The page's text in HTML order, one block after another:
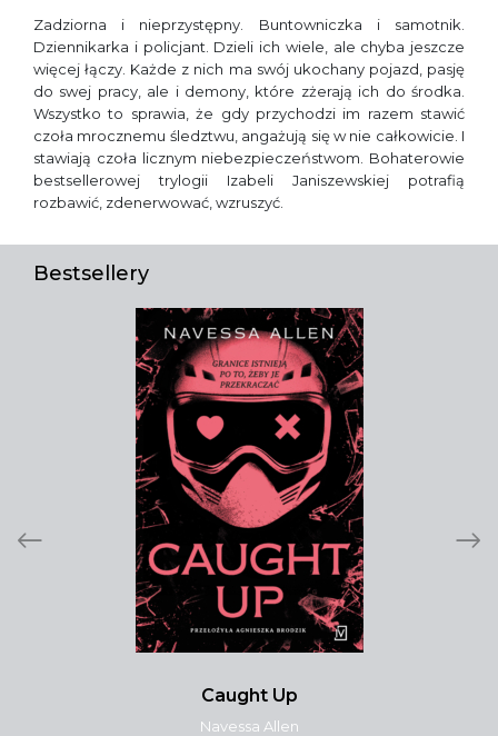
Zadziorna i nieprzystępny. Buntowniczka i samotnik.
Dziennikarka i policjant. Dzieli ich wiele, ale chyba jeszcze
więcej łączy. Każde z nich ma swój ukochany pojazd, pasję
do swej pracy, ale i demony, które zżerają ich do środka.
Wszystko to sprawia, że gdy przychodzi im razem stawić
czoła mrocznemu śledztwu, angażują się w nie całkowicie. I
stawiają czoła licznym niebezpieczeństwom. Bohaterowie
bestsellerowej trylogii Izabeli Janiszewskiej potrafią
rozbawić, zdenerwować, wzruszyć.
Bestsellery
Caught Up
Navessa Allen